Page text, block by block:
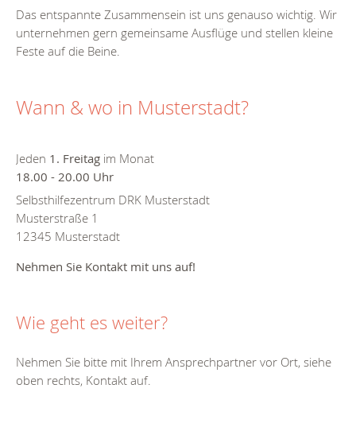
Das entspannte Zusammensein ist uns genauso wichtig. Wir
unternehmen gern gemeinsame Ausflüge und stellen kleine
Feste auf die Beine.
Wann & wo in Musterstadt?
Jeden 1. Freitag im Monat
18.00 - 20.00 Uhr
Selbsthilfezentrum DRK Musterstadt
Musterstraße 1
12345 Musterstadt
Nehmen Sie Kontakt mit uns auf!
Wie geht es weiter?
Nehmen Sie bitte mit Ihrem Ansprechpartner vor Ort, siehe
oben rechts, Kontakt auf.